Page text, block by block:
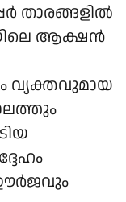
താരങ്ങളിൽ
ആക്ഷൻ
വ്യക്തവുമായ